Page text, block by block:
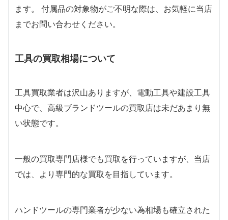
ます。 付属品の対象物がご不明な際は、お気軽に当店
までお問い合わせください。
工具の買取相場について
工具買取業者は沢山ありますが、電動工具や建設工具
中心で、高級ブランドツールの買取店は未だあまり無
い状態です。
一般の買取専門店様でも買取を行っていますが、当店
では、より専門的な買取を目指しています。
ハンドツールの専門業者が少ない為相場も確立された